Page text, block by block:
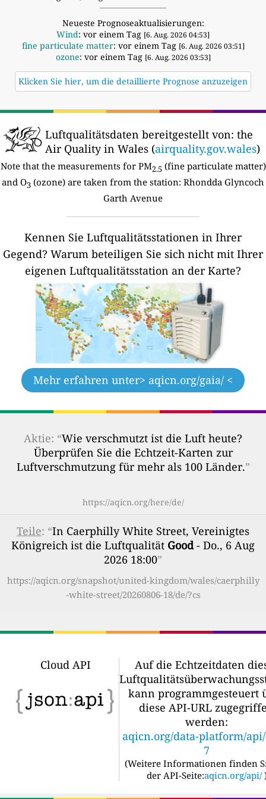
Neueste Prognoseaktualisierungen:
Wind: vor einem Tag [6. Aug. 2026 04:53]
fine particulate matter: vor einem Tag [6. Aug. 2026 03:51]
ozone: vor einem Tag [6. Aug. 2026 03:53]
Klicken Sie hier, um die detaillierte Prognose anzuzeigen
Luftqualitätsdaten bereitgestellt von: the
Air Quality in Wales (airquality.gov.wales)
Note that the measurements for PM2.5 (fine particulate matter)
and O3 (ozone) are taken from the station: Rhondda Glyncoch
Garth Avenue
Kennen Sie Luftqualitätsstationen in Ihrer
Gegend? Warum beteiligen Sie sich nicht mit Ihrer
eigenen Luftqualitätsstation an der Karte?
Mehr erfahren unter> aqicn.org/gaia/ <
Aktie: “Wie verschmutzt ist die Luft heute?
Überprüfen Sie die Echtzeit-Karten zur
Luftverschmutzung für mehr als 100 Länder.”
https://aqicn.org/here/de/
Teile: “In Caerphilly White Street, Vereinigtes
Königreich ist die Luftqualität Good- Do., 6 Aug
2026 18:00”
https://aqicn.org/snapshot/united-kingdom/wales/caerphilly
-white-street/20260806-18/de/?cs
Cloud API
Auf die Echtzeitdaten
kann programmgesteuert
diese API-URL
werden:
aqicn.org/data-platform/
7
(Weitere Informationen finden
der API-Seite:aqicn.org/api/